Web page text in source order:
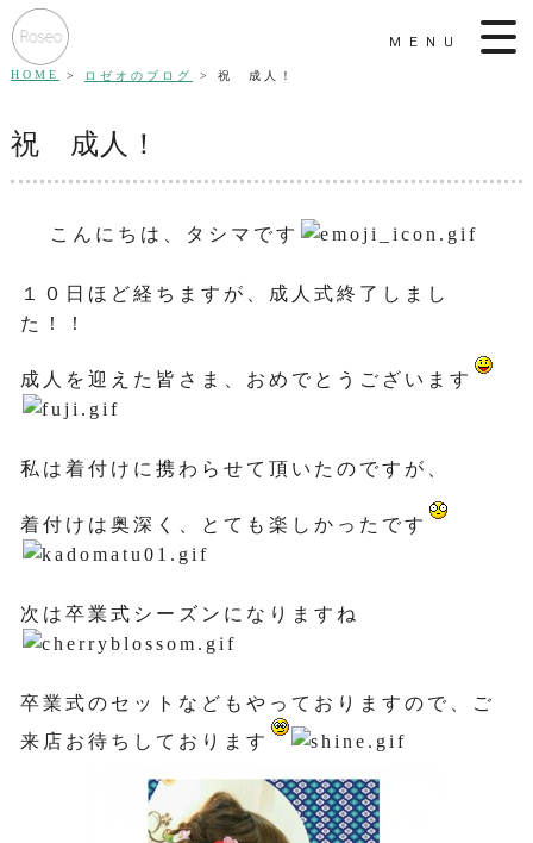
MENU
HOME ロゼオのブログ 祝 成人！
祝 成人！
こんにちは、タシマです
１０日ほど経ちますが、成人式終了しまし
た！！
成人を迎えた皆さま、おめでとうございます
私は着付けに携わらせて頂いたのですが、
着付けは奥深く、とても楽しかったです
次は卒業式シーズンになりますね
卒業式のセットなどもやっておりますので、ご
来店お待ちしております